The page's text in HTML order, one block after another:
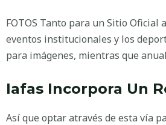
FOTOS Tanto para un Sitio
eventos institucionales y los
para imágenes, mientras que
Iafas Incorpora Un
Así que optar através de esta vía